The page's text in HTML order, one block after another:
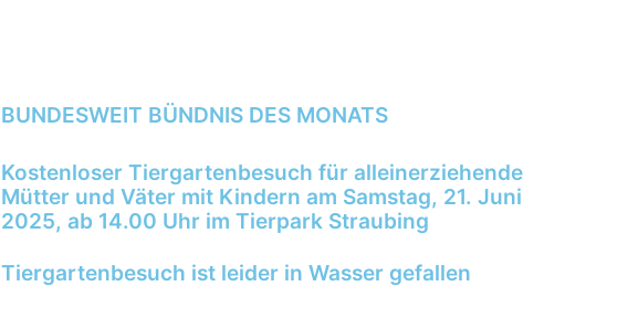
BUNDESWEIT BÜNDNIS DES MONATS
Kostenloser Tiergartenbesuch für alleinerziehende
Mütter und Väter mit Kindern am Samstag, 21. Juni
2025, ab 14.00 Uhr im Tierpark Straubing
Tiergartenbesuch ist leider in Wasser gefallen